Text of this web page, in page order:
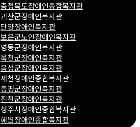
충청북도장애인종합복지관
괴산군장애인복지관
단양장애인복지관
보은군노인장애인복지관
영동군장애인복지관
옥천군장애인복지관
음성군장애인복지관
제천장애인종합복지관
증평군장애인복지관
진천군장애인복지관
청주시장애인종합복지관
혜원장애인종합복지관